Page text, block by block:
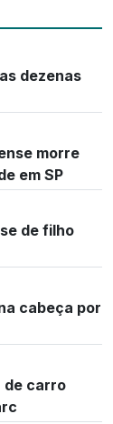
dezenas
morre
em SP
de filho
cabeça por
de carro